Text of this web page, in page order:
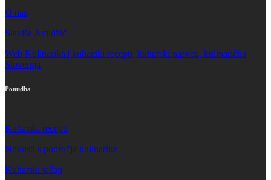
O nas
Slaviša Amidžić
Web Kulinarika | kuharski recepti, kuharski nasveti, kulinarična
Slovenija
Ponudba
Kuharski recepti
Novosti s področja kulinarike
Kuharski tečaji